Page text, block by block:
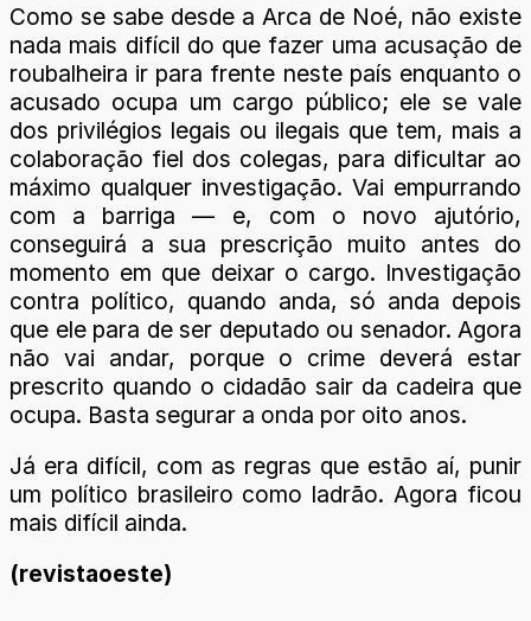
Como se sabe desde a Arca de Noé, não existe
nada mais difícil do que fazer uma acusação de
roubalheira ir para frente neste país enquanto o
acusado ocupa um cargo público; ele se vale
dos privilégios legais ou ilegais que tem, mais a
colaboração fiel dos colegas, para dificultar ao
máximo qualquer investigação. Vai empurrando
com a barriga — e, com o novo ajutório,
conseguirá a sua prescrição muito antes do
momento em que deixar o cargo. Investigação
contra político, quando anda, só anda depois
que ele para de ser deputado ou senador. Agora
não vai andar, porque o crime deverá estar
prescrito quando o cidadão sair da cadeira que
ocupa. Basta segurar a onda por oito anos.
Já era difícil, com as regras que estão aí, punir
um político brasileiro como ladrão. Agora ficou
mais difícil ainda.
(revistaoeste)